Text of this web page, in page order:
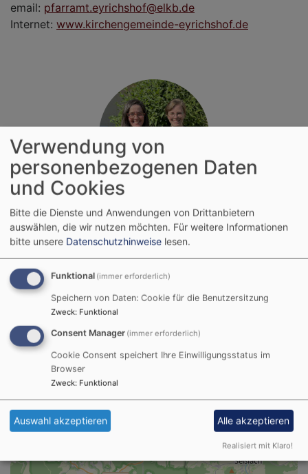
email: pfarramt.eyrichshof@elkb.de
Internet: www.kirchengemeinde-eyrichshof.de
Bildrechte
Pfarrerin Lena Gleußner
Lena.Gleussner@elkb.de
Eszter.Manke-Lakner@elkb.de
Karte
Verwendung von
personenbezogenen Daten
und Cookies
Bitte die Dienste und Anwendungen von Drittanbietern
auswählen, die wir nutzen möchten. Für weitere Informationen
bitte unsere Datenschutzhinweise lesen.
Funktional (immer erforderlich)
Speichern von Daten: Cookie für die Benutzersitzung
Zweck: Funktional
Consent Manager (immer erforderlich)
Cookie Consent speichert Ihre Einwilligungsstatus im
Browser
Zweck: Funktional
Auswahl akzeptieren Alle akzeptieren
Realisiert mit Klaro!